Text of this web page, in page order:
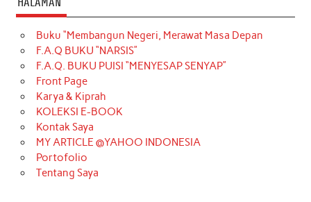
HALAMAN
Buku “Membangun Negeri, Merawat Masa Depan
F.A.Q BUKU “NARSIS”
F.A.Q. BUKU PUISI “MENYESAP SENYAP”
Front Page
Karya & Kiprah
KOLEKSI E-BOOK
Kontak Saya
MY ARTICLE @YAHOO INDONESIA
Portofolio
Tentang Saya